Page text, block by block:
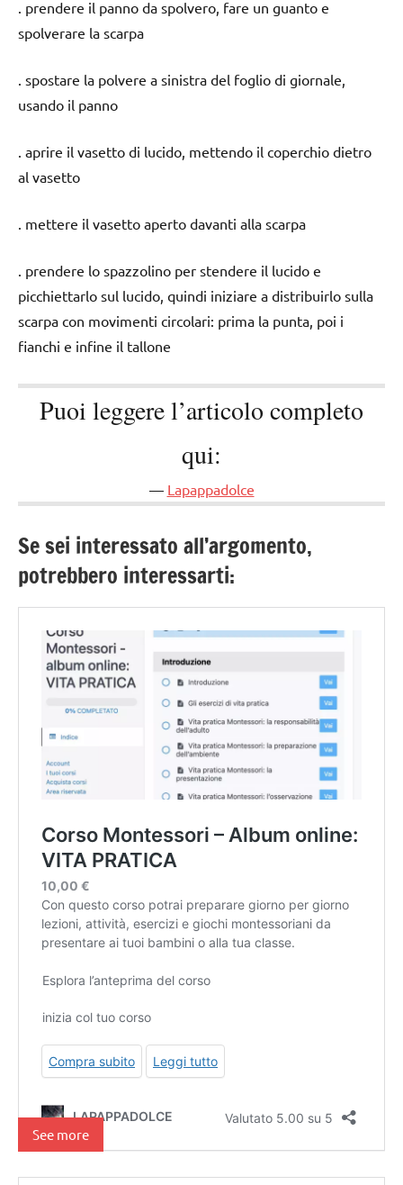
. prendere il panno da spolvero, fare un guanto e
spolverare la scarpa
. spostare la polvere a sinistra del foglio di giornale,
usando il panno
. aprire il vasetto di lucido, mettendo il coperchio dietro
al vasetto
. mettere il vasetto aperto davanti alla scarpa
. prendere lo spazzolino per stendere il lucido e
picchiettarlo sul lucido, quindi iniziare a distribuirlo sulla
scarpa con movimenti circolari: prima la punta, poi i
fianchi e infine il tallone
Puoi leggere l’articolo completo
qui:
Lapappadolce
Se sei interessato all’argomento,
potrebbero interessarti:
See more